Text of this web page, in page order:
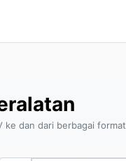
ke dan dari berbagai format